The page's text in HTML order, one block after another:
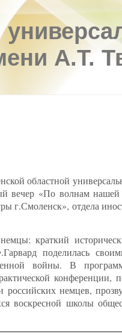
А.Т.
областной
вечер «По волнам
г.Смоленск», отдела
краткий
поделилась
войны. В
конференции,
немцев,
воскресной школы